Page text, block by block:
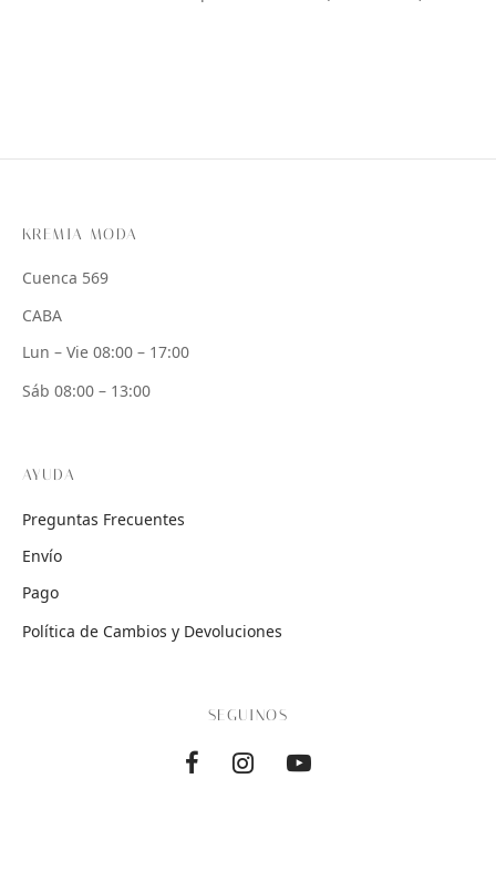
KREMIA MODA
Cuenca 569
CABA
Lun – Vie 08:00 – 17:00
Sáb 08:00 – 13:00
AYUDA
Preguntas Frecuentes
Envío
Pago
Política de Cambios y Devoluciones
SEGUINOS